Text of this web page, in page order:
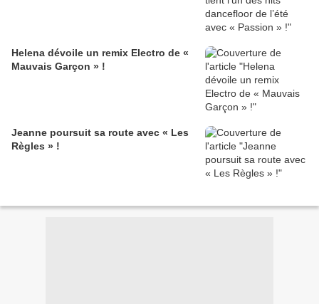
Helena dévoile un remix Electro de «
Mauvais Garçon » !
Jeanne poursuit sa route avec « Les
Règles » !